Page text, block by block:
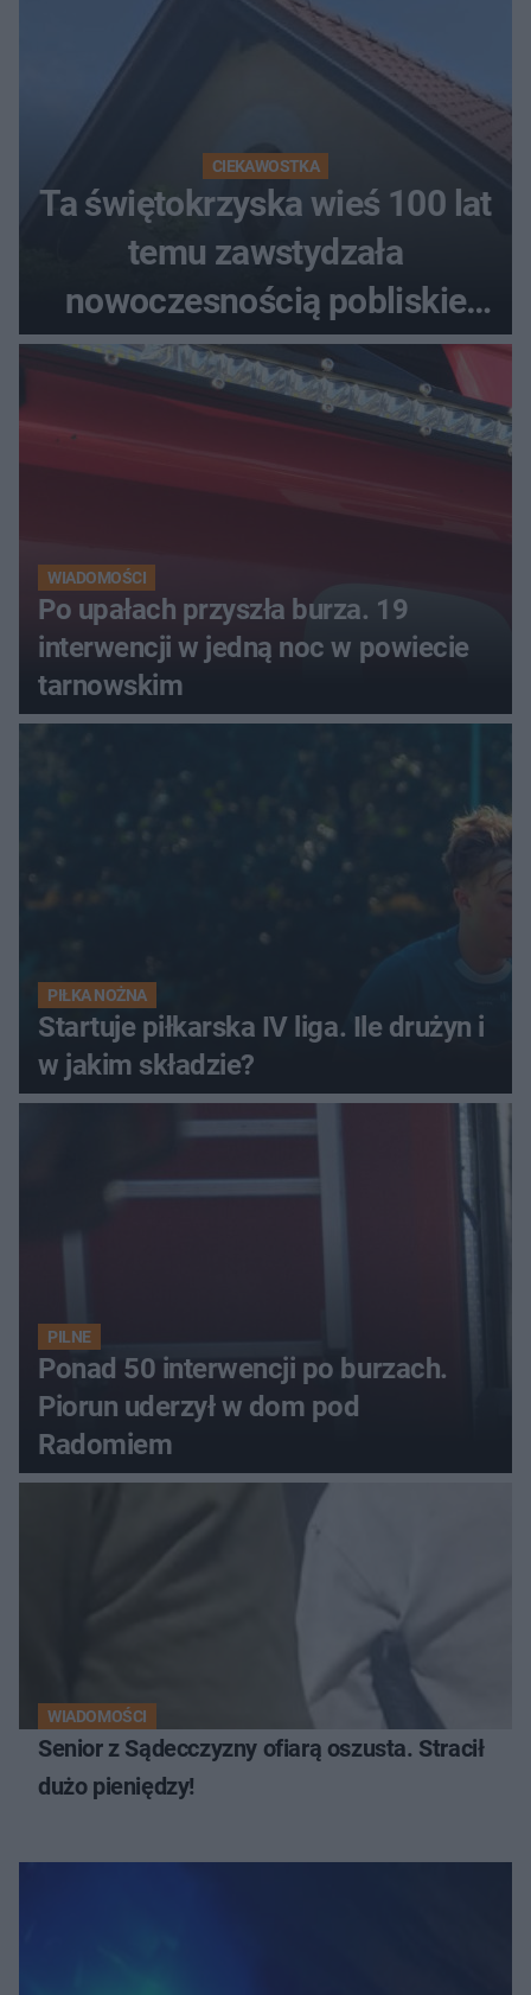
CIEKAWOSTKA
Ta świętokrzyska wieś 100 lat
temu zawstydzała
nowoczesnością pobliskie
miasta. Prąd, telefon i
luksusowa auta
WIADOMOŚCI
Po upałach przyszła burza. 19
interwencji w jedną noc w powiecie
tarnowskim
PIŁKA NOŻNA
Startuje piłkarska IV liga. Ile drużyn i
w jakim składzie?
PILNE
Ponad 50 interwencji po burzach.
Piorun uderzył w dom pod
Radomiem
WIADOMOŚCI
Senior z Sądecczyzny ofiarą oszusta. Stracił
dużo pieniędzy!